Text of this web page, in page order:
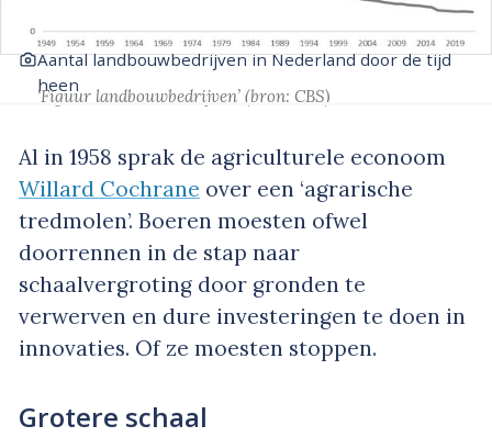
Aantal landbouwbedrijven in Nederland door de tijd
heen
‘Figuur landbouwbedrijven’ (bron: CBS)
Al in 1958 sprak de agriculturele econoom
Willard Cochrane over een ‘agrarische
tredmolen’. Boeren moesten ofwel
doorrennen in de stap naar
schaalvergroting door gronden te
verwerven en dure investeringen te doen in
innovaties. Of ze moesten stoppen.
Grotere schaal